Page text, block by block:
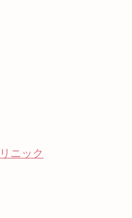
ニック